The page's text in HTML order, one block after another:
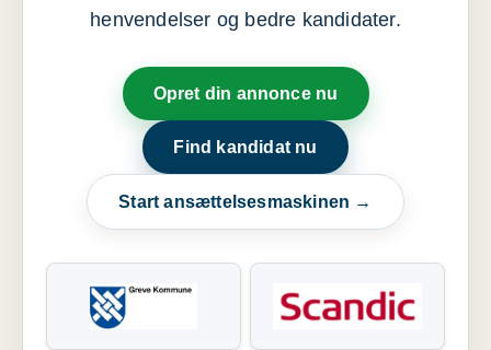
henvendelser og bedre kandidater.
Opret din annonce nu
Find kandidat nu
Start ansættelsesmaskinen →